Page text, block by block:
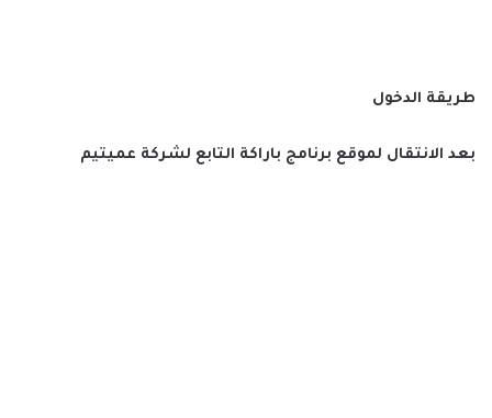
طريقة الدخول
بعد الانتقال لموقع برنامج باراكة التابع لشركة عميتيم